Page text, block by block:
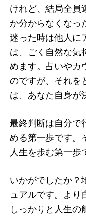
けれど、結局全員
か分からなくなっ
迷った時は他人に
は、ごく自然な気
めます。占いやカ
のですが、それを
は、あなた自身が
最終判断は自分で
める第一歩です。
人生を歩む第一歩
いかがでしたか？
ュアルです。より
しっかりと人生の